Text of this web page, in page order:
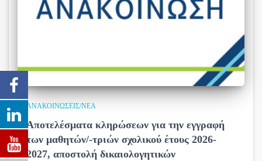
ΑΝΑΚΟΙΝΏΣΕΙΣ/ΝΈΑ
Αποτελέσματα κληρώσεων για την εγγραφή
των μαθητών/-τριών σχολικού έτους 2026-
2027, αποστολή δικαιολογητικών